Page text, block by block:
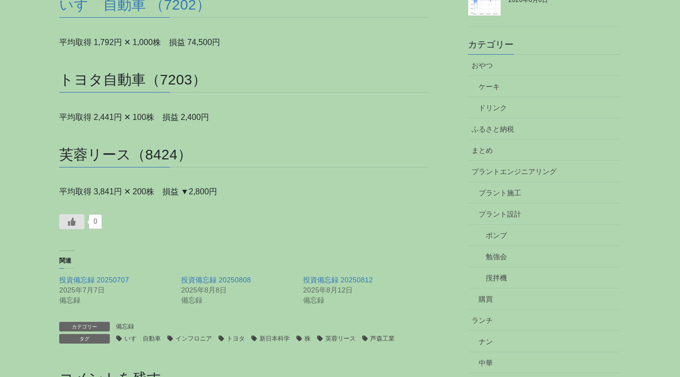
いすゞ自動車 （7202）
平均取得 1,792円 ✕ 1,000株 損益 74,500円
トヨタ自動車（7203）
平均取得 2,441円 ✕ 100株 損益 2,400円
芙蓉リース（8424）
平均取得 3,841円 ✕ 200株 損益 ▼2,800円
0
関連
投資備忘録 20250707
2025年7月7日
備忘録
投資備忘録 20250808
2025年8月8日
備忘録
投資備忘録 20250812
2025年8月12日
備忘録
カテゴリー 備忘録
タグ いすゞ自動車 インフロニア トヨタ 新日本科学 株 芙蓉リース 芦森工業
カテゴリー
おやつ
ケーキ
ドリンク
ふるさと納税
まとめ
プラントエンジニアリング
プラント施工
プラント設計
ポンプ
勉強会
撹拌機
購買
ランチ
ナン
中華